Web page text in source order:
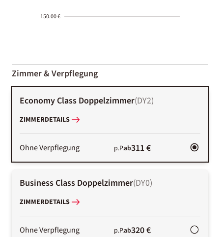
150.00 €
01-02
Zimmer & Verpflegung
Economy Class Doppelzimmer(DY2)
ZIMMERDETAILS
Ohne Verpflegung p.P.ab311 €
Business Class Doppelzimmer(DY0)
ZIMMERDETAILS
Ohne Verpflegung p.P.ab320 €